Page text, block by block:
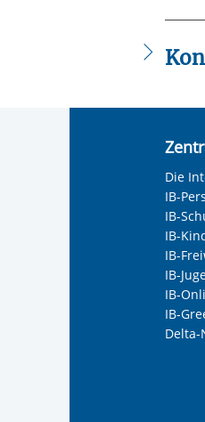
Die
IB-
IB-
IB-
IB-
IB-
IB-
IB-
Delta-